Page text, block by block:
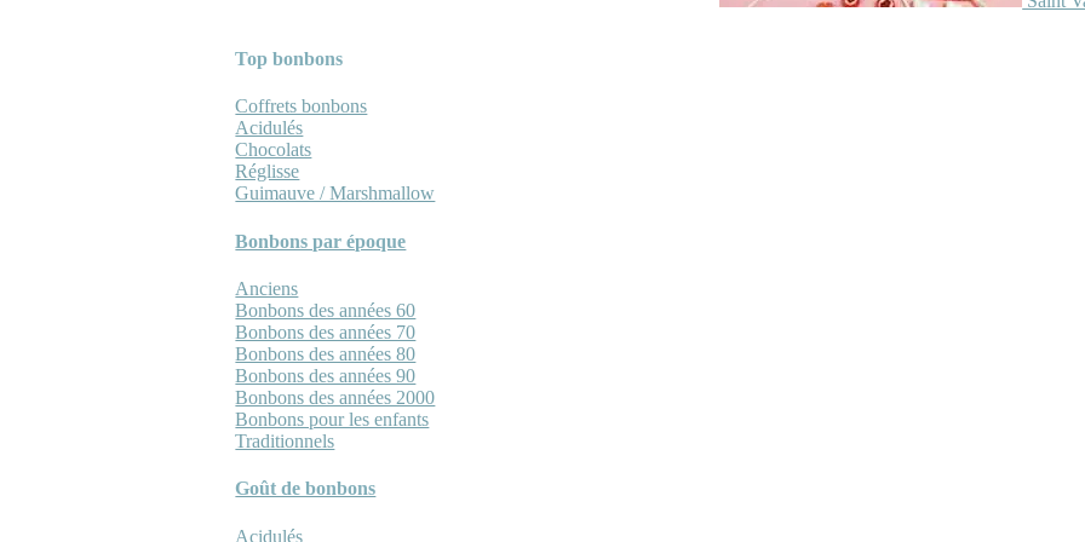
Top bonbons
Coffrets bonbons
Acidulés
Chocolats
Réglisse
Guimauve / Marshmallow
Bonbons par époque
Anciens
Bonbons des années 60
Bonbons des années 70
Bonbons des années 80
Bonbons des années 90
Bonbons des années 2000
Bonbons pour les enfants
Traditionnels
Goût de bonbons
Acidulés